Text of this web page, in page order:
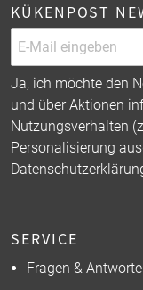
KÜKENPOST
Ja, ich möchte den
und über Aktionen
Nutzungsverhalten
Personalisierung
SERVICE
Fragen &